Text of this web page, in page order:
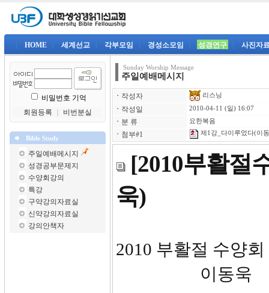
HOME 세계선교 각부모임 경성소모임 성경연구 사진자
비밀번호 기억
회원등록
비번분실
Bible Study
주일예배메시지
성경공부문제지
수양회강의
특강
구약강의자료실
신약강의자료실
강의안책자
Sunday Worship Message
주일예배메시지
ㆍ 작성자 리스닝
ㆍ 작성일 2010-04-11 (일) 16:07
ㆍ 분 류 요한복음
ㆍ 첨부#1 제1강_다이루었다(이
[2010부활절
욱)
2010 부활
이동욱